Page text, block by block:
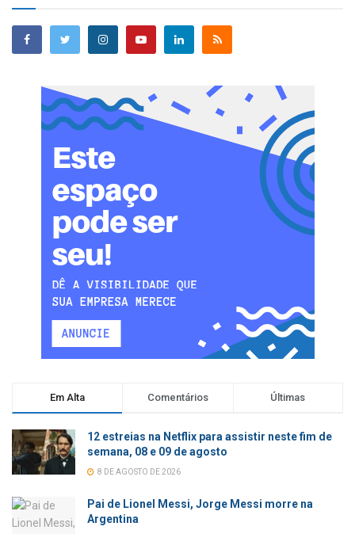
Em Alta Comentários Últimas
12 estreias na Netflix para assistir neste fim de
semana, 08 e 09 de agosto
8 DE AGOSTO DE 2026
Pai de Lionel Messi, Jorge Messi morre na
Argentina